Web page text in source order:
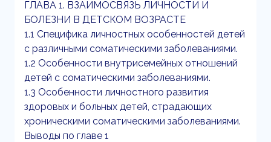
ГЛАВА 1. ВЗАИМОСВЯЗЬ ЛИЧНОСТИ И
БОЛЕЗНИ В ДЕТСКОМ ВОЗРАСТЕ
1.1 Специфика личностных особенностей детей
с различными соматическими заболеваниями.
1.2 Особенности внутрисемейных отношений
детей с соматическими заболеваниями.
1.3 Особенности личностного развития
здоровых и больных детей, страдающих
хроническими соматическими заболеваниями.
Выводы по главе 1